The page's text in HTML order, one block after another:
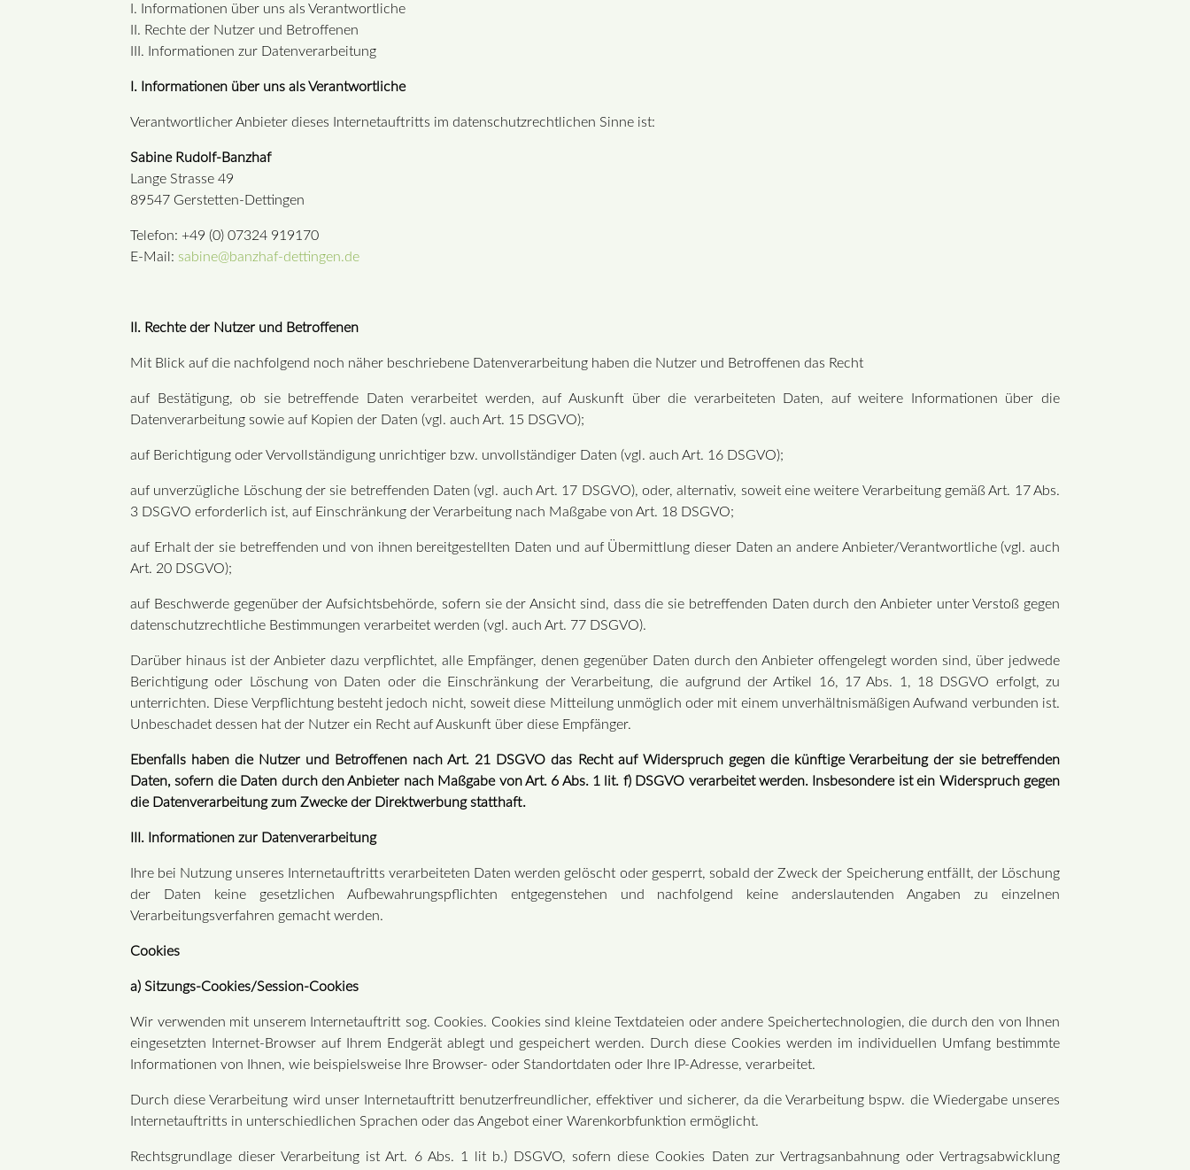
I. Informationen über uns als Verantwortliche
II. Rechte der Nutzer und Betroffenen
III. Informationen zur Datenverarbeitung
I. Informationen über uns als Verantwortliche
Verantwortlicher Anbieter dieses Internetauftritts im datenschutzrechtlichen Sinne ist:
Sabine Rudolf-Banzhaf
Lange Strasse 49
89547 Gerstetten-Dettingen
Telefon: +49 (0) 07324 919170
E-Mail: sabine@banzhaf-dettingen.de
II. Rechte der Nutzer und Betroffenen
Mit Blick auf die nachfolgend noch näher beschriebene Datenverarbeitung haben die Nutzer und Betroffenen das Recht
auf Bestätigung, ob sie betreffende Daten verarbeitet werden, auf Auskunft über die verarbeiteten Daten, auf weitere Informationen über die
Datenverarbeitung sowie auf Kopien der Daten (vgl. auch Art. 15 DSGVO);
auf Berichtigung oder Vervollständigung unrichtiger bzw. unvollständiger Daten (vgl. auch Art. 16 DSGVO);
auf unverzügliche Löschung der sie betreffenden Daten (vgl. auch Art. 17 DSGVO), oder, alternativ, soweit eine weitere Verarbeitung gemäß Art. 17 Abs.
3 DSGVO erforderlich ist, auf Einschränkung der Verarbeitung nach Maßgabe von Art. 18 DSGVO;
auf Erhalt der sie betreffenden und von ihnen bereitgestellten Daten und auf Übermittlung dieser Daten an andere Anbieter/Verantwortliche (vgl. auch
Art. 20 DSGVO);
auf Beschwerde gegenüber der Aufsichtsbehörde, sofern sie der Ansicht sind, dass die sie betreffenden Daten durch den Anbieter unter Verstoß gegen
datenschutzrechtliche Bestimmungen verarbeitet werden (vgl. auch Art. 77 DSGVO).
Darüber hinaus ist der Anbieter dazu verpflichtet, alle Empfänger, denen gegenüber Daten durch den Anbieter offengelegt worden sind, über jedwede
Berichtigung oder Löschung von Daten oder die Einschränkung der Verarbeitung, die aufgrund der Artikel 16, 17 Abs. 1, 18 DSGVO erfolgt, zu
unterrichten. Diese Verpflichtung besteht jedoch nicht, soweit diese Mitteilung unmöglich oder mit einem unverhältnismäßigen Aufwand verbunden ist.
Unbeschadet dessen hat der Nutzer ein Recht auf Auskunft über diese Empfänger.
Ebenfalls haben die Nutzer und Betroffenen nach Art. 21 DSGVO das Recht auf Widerspruch gegen die künftige Verarbeitung der sie betreffenden
Daten, sofern die Daten durch den Anbieter nach Maßgabe von Art. 6 Abs. 1 lit. f) DSGVO verarbeitet werden. Insbesondere ist ein Widerspruch gegen
die Datenverarbeitung zum Zwecke der Direktwerbung statthaft.
III. Informationen zur Datenverarbeitung
Ihre bei Nutzung unseres Internetauftritts verarbeiteten Daten werden gelöscht oder gesperrt, sobald der Zweck der Speicherung entfällt, der Löschung
der Daten keine gesetzlichen Aufbewahrungspflichten entgegenstehen und nachfolgend keine anderslautenden Angaben zu einzelnen
Verarbeitungsverfahren gemacht werden.
Cookies
a) Sitzungs-Cookies/Session-Cookies
Wir verwenden mit unserem Internetauftritt sog. Cookies. Cookies sind kleine Textdateien oder andere Speichertechnologien, die durch den von Ihnen
eingesetzten Internet-Browser auf Ihrem Endgerät ablegt und gespeichert werden. Durch diese Cookies werden im individuellen Umfang bestimmte
Informationen von Ihnen, wie beispielsweise Ihre Browser- oder Standortdaten oder Ihre IP-Adresse, verarbeitet.
Durch diese Verarbeitung wird unser Internetauftritt benutzerfreundlicher, effektiver und sicherer, da die Verarbeitung bspw. die Wiedergabe unseres
Internetauftritts in unterschiedlichen Sprachen oder das Angebot einer Warenkorbfunktion ermöglicht.
Rechtsgrundlage dieser Verarbeitung ist Art. 6 Abs. 1 lit b.) DSGVO, sofern diese Cookies Daten zur Vertragsanbahnung oder Vertragsabwicklung